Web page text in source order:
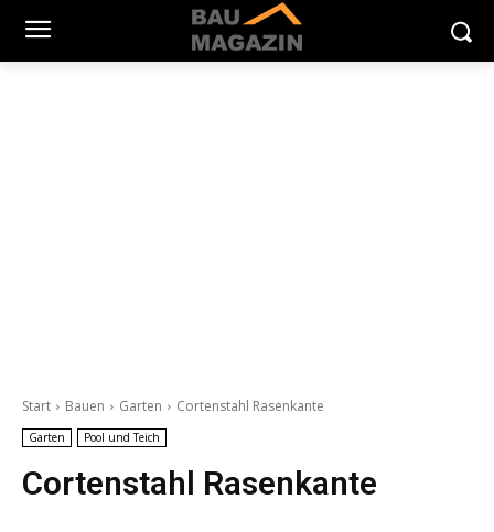
Start Bauen Garten Cortenstahl Rasenkante
Garten Pool und Teich
Cortenstahl Rasenkante